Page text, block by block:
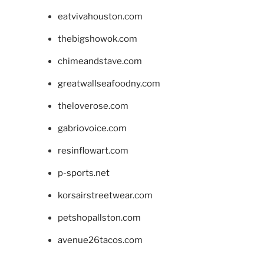
eatvivahouston.com
thebigshowok.com
chimeandstave.com
greatwallseafoodny.com
theloverose.com
gabriovoice.com
resinflowart.com
p-sports.net
korsairstreetwear.com
petshopallston.com
avenue26tacos.com